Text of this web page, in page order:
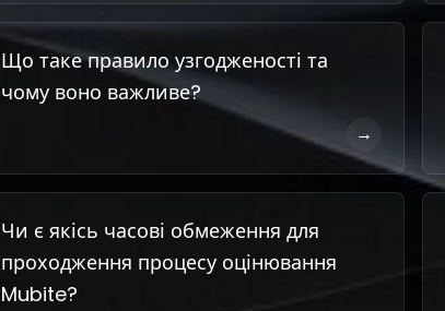
Що таке правило узгодженості та
чому воно важливе?
→
Чи є якісь часові обмеження для
проходження процесу оцінювання
Mubite?